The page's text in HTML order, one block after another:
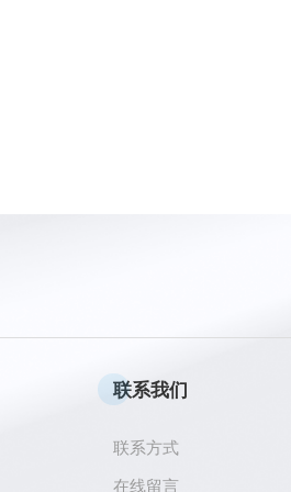
联系我们
联系方式
在线留言